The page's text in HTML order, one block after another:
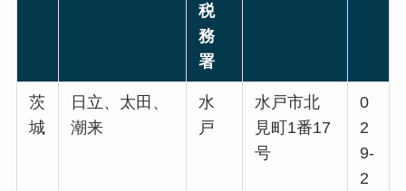
税
務
署
茨
城
日立、太田、
潮来
水
戸
水戸市北
見町1番17
号
0
2
9-
2